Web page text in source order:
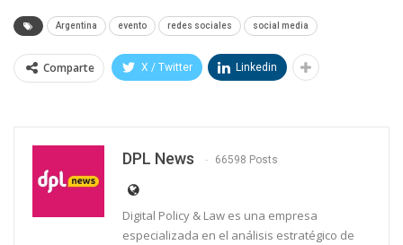
Argentina evento redes sociales social media
Comparte X / Twitter Linkedin
DPL News 66598 Posts
Digital Policy & Law es una empresa
especializada en el análisis estratégico de